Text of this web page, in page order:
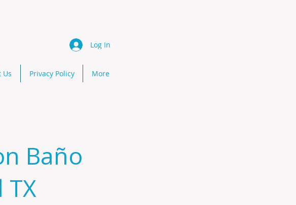
Log In
Us Privacy Policy More
Baño